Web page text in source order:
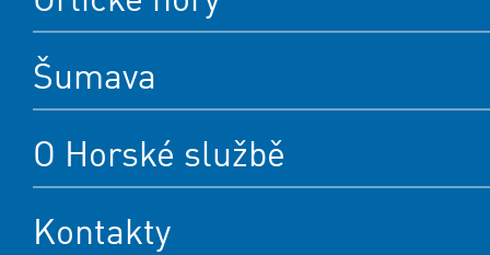
Šumava
O Horské službě
Kontakty